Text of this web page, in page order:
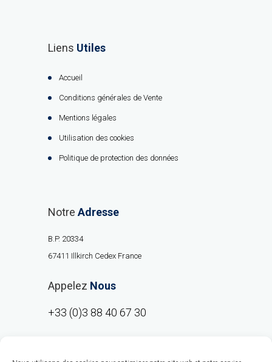
Liens Utiles
Accueil
Conditions générales de Vente
Mentions légales
Utilisation des cookies
Politique de protection des données
Notre Adresse
B.P. 20334
67411 Illkirch Cedex France
Appelez Nous
+33 (0)3 88 40 67 30